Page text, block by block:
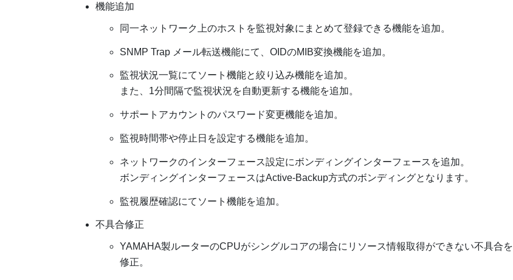
機能追加
同一ネットワーク上のホストを監視対象にまとめて登録できる機能を追加。
SNMP Trap メール転送機能にて、OIDのMIB変換機能を追加。
監視状況一覧にてソート機能と絞り込み機能を追加。
また、1分間隔で監視状況を自動更新する機能を追加。
サポートアカウントのパスワード変更機能を追加。
監視時間帯や停止日を設定する機能を追加。
ネットワークのインターフェース設定にボンディングインターフェースを追加。
ボンディングインターフェースはActive-Backup方式のボンディングとなります。
監視履歴確認にてソート機能を追加。
不具合修正
YAMAHA製ルーターのCPUがシングルコアの場合にリソース情報取得ができない不具合を
修正。